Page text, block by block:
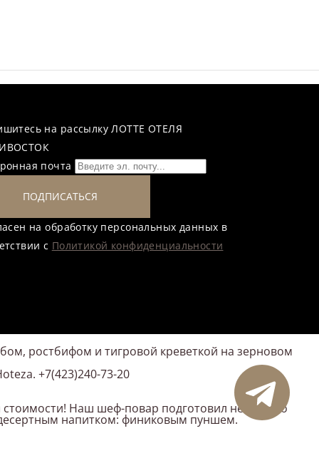
на рассылку ЛОТТЕ ОТЕЛЯ
почта
ПОДПИСАТЬСЯ
на обработку персональных данных в
с Политикой конфиденциальности
ростбифом и тигровой креветкой на зерновом
+7(423)240-73-20
Наш шеф-повар подготовил несколько
напитком: финиковым пуншем.